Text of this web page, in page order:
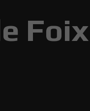
Foix